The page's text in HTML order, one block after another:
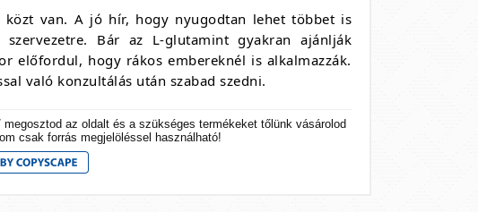
van. A jó hír, hogy nyugodtan lehet többet is
Bár az L-glutamint gyakran ajánlják
előfordul, hogy rákos embereknél is alkalmazzák.
való konzultálás után szabad szedni.
az oldalt és a szükséges termékeket tőlünk vásárolod
csak forrás megjelöléssel használható!